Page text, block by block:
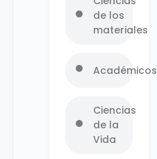
de los
materiales
Académicos
Ciencias
de la
Vida